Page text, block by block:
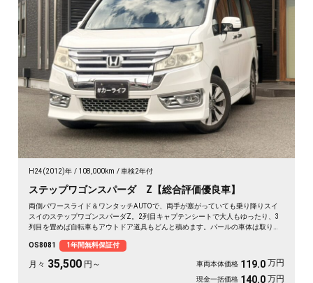
H24(2012)年 108,000km 車検2年付
ステップワゴンスパーダ Z【総合評価優良車】
両側パワースライド＆ワンタッチAUTOで、両手が塞がっていても乗り降りスイ
スイのステップワゴンスパーダZ。2列目キャプテンシートで大人もゆったり、3
列目を畳めば自転車もアウトドア道具もどんと積めます。パールの車体は取り回
しっかり残せて安心。天井のフリップダウンモニターで長距離も退屈知らず。毎
日の相棒にぴったりの一台です🚗✨💺🙌😊《1年保証付》
OS8081 1年間無料保証付
月々 35,500 円～ 車両本体価格 119.0 万円
現金一括価格 140.0 万円